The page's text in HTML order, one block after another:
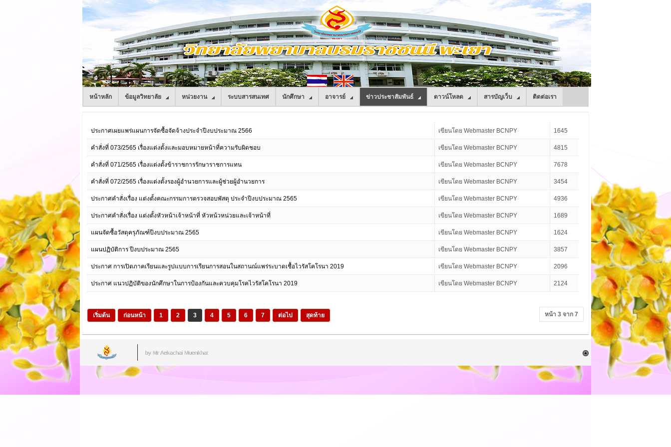
หน้าหลัก ข้อมูลวิทยาลัย หน่วยงาน ระบบสารสนเทศ นักศึกษา อาจารย์ ข่าวประชาสัมพันธ์ ดาวน์โหลด สารบัญเว็บ ติดต่อเรา
ประกาศเผยแพร่แผนการจัดซื้อจัดจ้างประจำปีงบประมาณ 2566 เขียนโดย Webmaster BCNPY 1645
คำสั่งที่ 073/2565 เรื่องแต่งตั้งและมอบหมายหน้าที่ความรับผิดชอบ เขียนโดย Webmaster BCNPY 4815
คำสั่งที่ 071/2565 เรื่องแต่งตั้งข้าราชการรักษาราชการแทน เขียนโดย Webmaster BCNPY 7678
คำสั่งที่ 072/2565 เรื่องแต่งตั้งรองผู้อำนวยการและผู้ช่วยผู้อำนวยการ เขียนโดย Webmaster BCNPY 3454
ประกาศคำสั่งเรื่อง แต่งตั้งคณะกรรมการตรวจสอบพัสดุ ประจำปีงบประมาณ 2565 เขียนโดย Webmaster BCNPY 4936
ประกาศคำสั่งเรื่อง แต่งตั้งหัวหน้าเจ้าหน้าที่ หัวหน้วหน่วยและเจ้าหน้าที่ เขียนโดย Webmaster BCNPY 1689
แผนจัดซื้อวัสดุครุภัณฑ์ปีงบประมาณ 2565 เขียนโดย Webmaster BCNPY 1624
แผนปฏิบัติการ ปีงบประมาณ 2565 เขียนโดย Webmaster BCNPY 3857
ประกาศ การเปิดภาคเรียนและรูปแบบการเรียนการสอนในสถานณ์แพร่ระบาดเชื้อไวรัสโคโรนา 2019 เขียนโดย Webmaster BCNPY 2096
ประกาศ แนวปฏิบัติของนักศึกษาในการป้องกันและควบคุมโรคไวรัสโคโรนา 2019 เขียนโดย Webmaster BCNPY 2124
หน้า 3 จาก 7
เริ่มต้น ก่อนหน้า 1 2 3 4 5 6 7 ต่อไป สุดท้าย
by Mr.Aekachai Muenkhat